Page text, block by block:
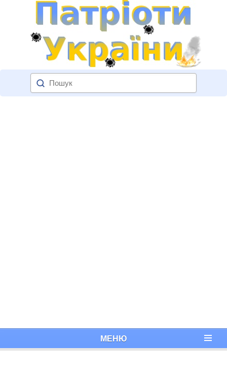
МЕНЮ